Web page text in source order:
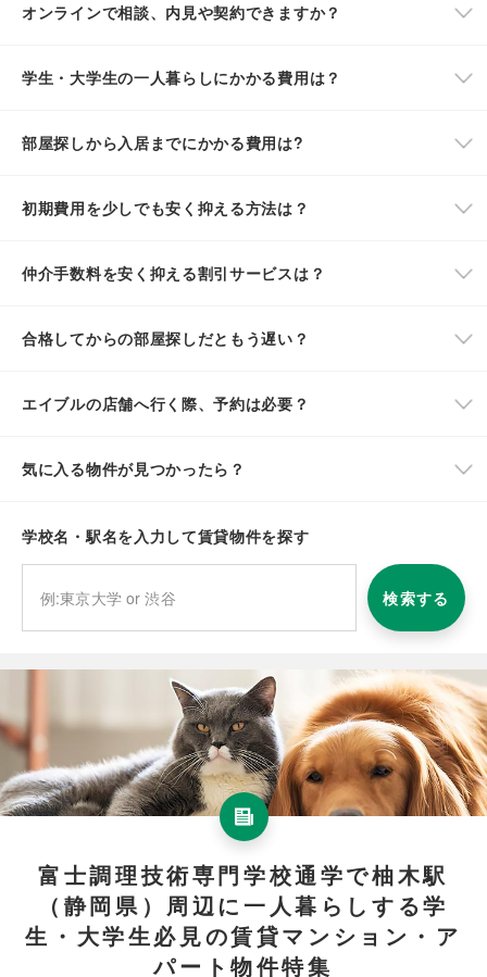
オンラインで相談、内見や契約できますか？
学生・大学生の一人暮らしにかかる費用は？
部屋探しから入居までにかかる費用は?
初期費用を少しでも安く抑える方法は？
仲介手数料を安く抑える割引サービスは？
合格してからの部屋探しだともう遅い？
エイブルの店舗へ行く際、予約は必要？
気に入る物件が見つかったら？
学校名・駅名を入力して賃貸物件を探す
検索する
富士調理技術専門学校通学で柚木駅
（静岡県）周辺に一人暮らしする学
生・大学生必見の賃貸マンション・ア
パート物件特集